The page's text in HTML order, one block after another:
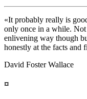
«It probably really is
only once in a while.
enlivening way though
honestly at the facts and
David Foster Wallace
¤